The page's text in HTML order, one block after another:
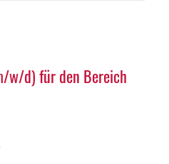
w/d) für den Bereich